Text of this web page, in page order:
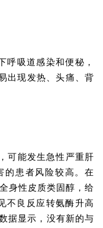
吸道感染和便秘，
出现发热、头痛、背
可能发生急性严重肝
的患者风险较高。在
身性皮质类固醇，给
不良反应转氨酶升高
据显示，没有新的与